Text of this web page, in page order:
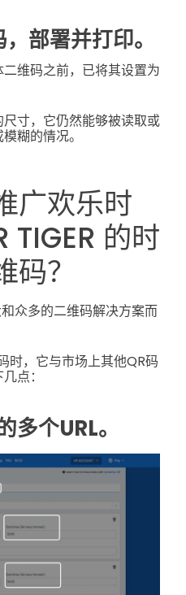
部署并打印。
维码之前，已将其设置为
寸，它仍然能够被读取或
糊的情况。
广欢乐时
TIGER 的时
？
众多的二维码解决方案而
时，它与市场上其他QR码
点：
个URL。